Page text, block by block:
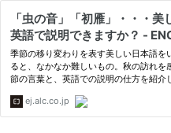
「虫の音」「初雁」・・・美
英語で説明できますか？ -
季節の移り変わりを表す美しい日本語を
ると、なかなか難しいもの。秋の訪れを
節の言葉と、英語での説明の仕方を紹介
ej.alc.co.jp